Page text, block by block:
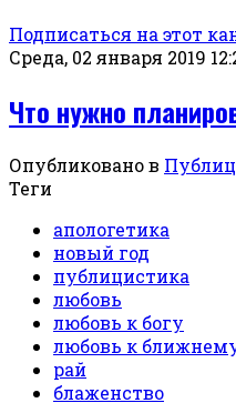
Подписаться на этот
Среда, 02 января 2019
Что нужно
Опубликовано в
Теги
апологетика
новый год
публицистика
любовь
любовь к богу
любовь к
рай
блаженство